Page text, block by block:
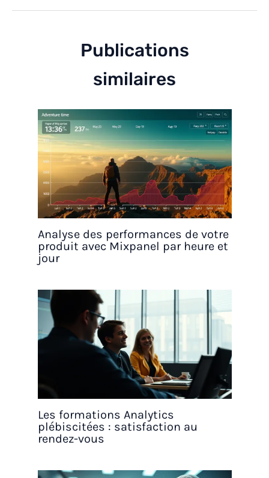
Publications
similaires
Analyse des performances de votre
produit avec Mixpanel par heure et
jour
Les formations Analytics
plébiscitées : satisfaction au
rendez-vous